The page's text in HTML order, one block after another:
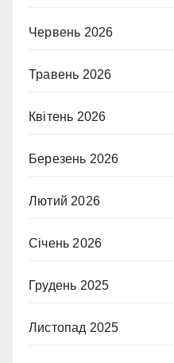
Червень 2026
Травень 2026
Квітень 2026
Березень 2026
Лютий 2026
Січень 2026
Грудень 2025
Листопад 2025